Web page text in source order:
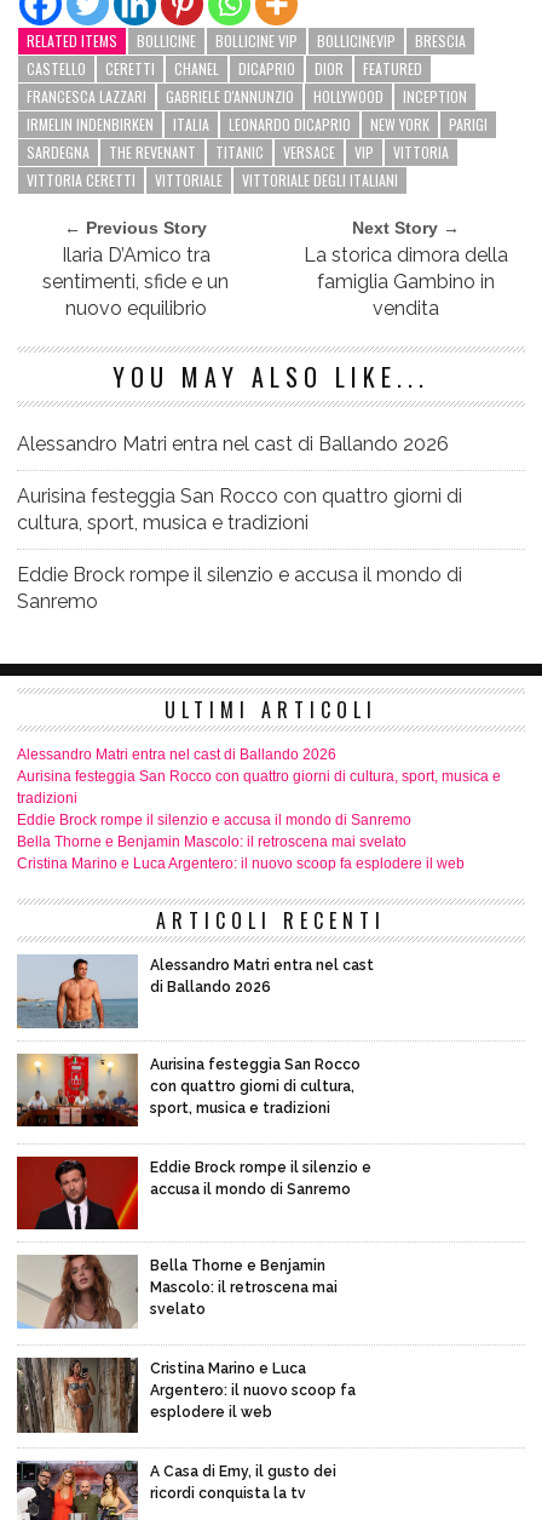
RELATED ITEMS BOLLICINE BOLLICINE VIP BOLLICINEVIP
BRESCIA
CASTELLO
CERETTI CHANEL DICAPRIO DIOR
FEATURED
FRANCESCA LAZZARI
GABRIELE D'ANNUNZIO HOLLYWOOD
INCEPTION
IRMELIN INDENBIRKEN
ITALIA LEONARDO DICAPRIO NEW YORK
PARIGI
SARDEGNA
THE REVENANT TITANIC VERSACE VIP
VITTORIA
VITTORIA CERETTI
VITTORIALE VITTORIALE DEGLI ITALIANI
← Previous Story
Ilaria D’Amico tra
sentimenti, sfide e un
nuovo equilibrio
Next Story →
La storica dimora della
famiglia Gambino in
vendita
YOU MAY ALSO LIKE...
Alessandro Matri entra nel cast di Ballando 2026
Aurisina festeggia San Rocco con quattro giorni di
cultura, sport, musica e tradizioni
Eddie Brock rompe il silenzio e accusa il mondo di
Sanremo
ULTIMI ARTICOLI
Alessandro Matri entra nel cast di Ballando 2026
Aurisina festeggia San Rocco con quattro giorni di cultura, sport, musica e
tradizioni
Eddie Brock rompe il silenzio e accusa il mondo di Sanremo
Bella Thorne e Benjamin Mascolo: il retroscena mai svelato
Cristina Marino e Luca Argentero: il nuovo scoop fa esplodere il web
ARTICOLI RECENTI
Alessandro Matri entra nel cast
di Ballando 2026
Aurisina festeggia San Rocco
con quattro giorni di cultura,
sport, musica e tradizioni
Eddie Brock rompe il silenzio e
accusa il mondo di Sanremo
Bella Thorne e Benjamin
Mascolo: il retroscena mai
svelato
Cristina Marino e Luca
Argentero: il nuovo scoop fa
esplodere il web
A Casa di Emy, il gusto dei
ricordi conquista la tv